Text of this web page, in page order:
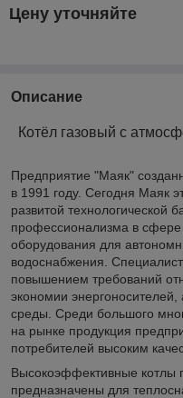
Цену уточняйте
Описание
Котёл газовый с
Предприятие "Маяк"
в 1991 году. Сегодня Маяк
развитой технологической
профессионализма в сфере
оборудования для
водоснабжения.
повышением требований
экономии
среды. Среди большого
на рынке продукция
потребителей высоким
Высокоэффективные котлы
предназначены для